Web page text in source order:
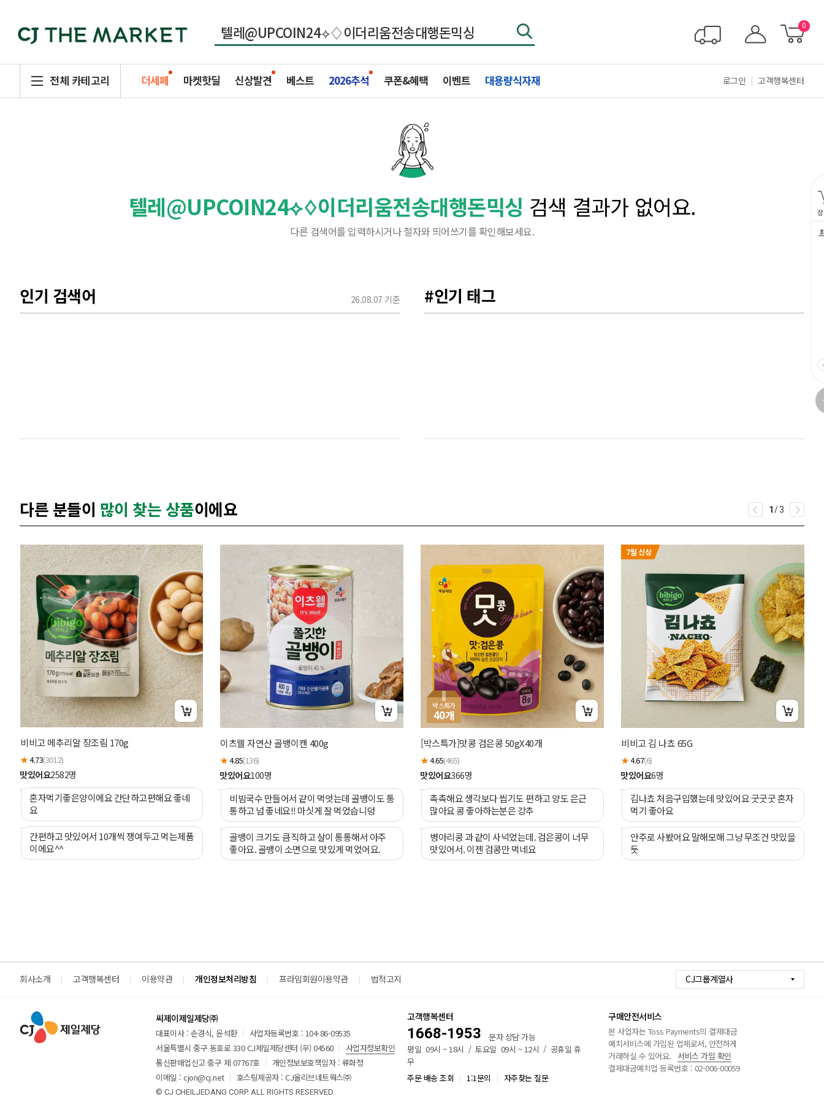
0
전체 카테고리 더세페 마켓핫딜 신상발견 베스트 2026추석 쿠폰&혜택 이벤트 대용량식자재 로그인 고객행복센터
텔레@UPCOIN24⟡♢이더리움전송대행돈믹싱 검색 결과가 없어요.
다른 검색어를 입력하시거나 철자와 띄어쓰기를 확인해보세요.
인기 검색어 26.08.07 기준 #인기 태그
다른 분들이 많이 찾는 상품이에요
비비고 메추리알 장조림 170g
★4.73(3012)
맛있어요2582명
혼자먹기좋은양이에요 간단하고편해요 좋네
요
간편하고 맛있어서 10개씩 쟁여두고 먹는제품
이에요^^
이츠웰 자연산 골뱅이캔 400g
★4.85(136)
맛있어요100명
비빔국수 만들어서 같이 먹엇는데 골뱅이도 통
통하고 넘 좋네요!! 마싯게 잘 먹었습니덩
골뱅이 크기도 큼직하고 살이 통통해서 아주
좋아요. 골뱅이 소면으로 맛있게 먹었어요.
박스특가
40개
[박스특가]맛콩 검은콩 50gX40개
★4.65(465)
맛있어요366명
촉촉해요 생각보다 씹기도 편하고 양도 은근
많아요 콩 좋아하는분은 강추
병아리콩 과 같이 사넉었는데. 검은콩이 너무
맛있어서. 이젠 검콩만 먹네요
7월 신상
비비고 김 나쵸 65G
★4.67(6)
맛있어요6명
김나쵸 처음구입했는데 맛있어요 굿굿굿 혼자
먹기 좋아요
안주로 사봤어요 말해모해 그냥 무조건 맛있을
듯
1 /3
회사소개 고객행복센터 이용약관 개인정보처리방침 프라임회원이용약관 법적고지 CJ그룹계열사
씨제이제일제당㈜
대표이사 : 손경식, 윤석환
사업자등록번호 : 104-86-09535
서울특별시 중구 동호로 330 CJ제일제당센터 (우) 04560
사업자정보확인
통신판매업신고 중구 제 07767호
개인정보보호책임자 : 류화정
이메일 : cjon@cj.net
호스팅제공자 : CJ올리브네트웍스㈜
© CJ CHEILJEDANG CORP. ALL RIGHTS RESERVED.
고객행복센터
1668-1953
문자 상담 가능
평일 09시 ~ 18시 / 토요일 09시 ~ 12시 / 공휴일 휴
무
주문 배송 조회
1:1문의 자주찾는 질문
구매안전서비스
본 사업자는 Toss Payments의 결제대금
예치서비스에 가입된 업체로서, 안전하게
거래하실 수 있어요. 서비스 가입 확인
결제대금예치업 등록번호 : 02-006-00059